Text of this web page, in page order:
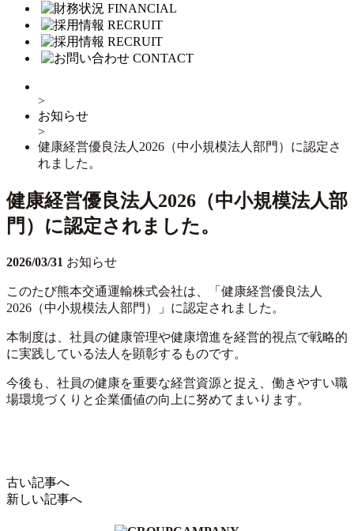
FINANCIAL
RECRUIT
RECRUIT
CONTACT
>
お知らせ
>
健康経営優良法人2026（中小規模法人部門）に認定さ
れました。
健康経営優良法人2026（中小規模法人部
門）に認定されました。
2026/03/31 お知らせ
このたび熊本交通運輸株式会社は、「健康経営優良法人
2026（中小規模法人部門）」に認定されました。
本制度は、社員の健康管理や健康増進を経営的視点で戦略的
に実践している法人を顕彰するものです。
今後も、社員の健康を重要な経営資源と捉え、働きやすい職
場環境づくりと企業価値の向上に努めてまいります。
古い記事へ
新しい記事へ